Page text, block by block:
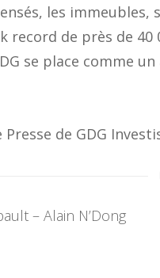
les
record de près de
se place comme
de GDG
– Alain N’Dong